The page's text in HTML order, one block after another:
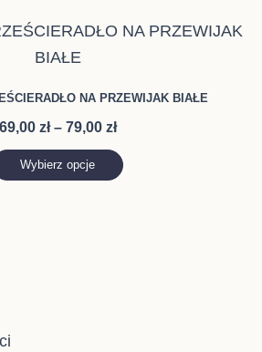
na
produktu
NA PRZEWIJAK BIAŁE
69,00 zł – 79,00 zł
Zakres
do
79,00 zł
Wybierz opcje
Ten
Opcje